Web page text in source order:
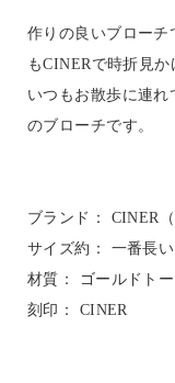
作りの良いブローチ
もCINERで時折見か
いつもお散歩に連
のブローチです。
ブランド： CINER（
サイズ約： 一番長
材質： ゴールドト
刻印： CINER